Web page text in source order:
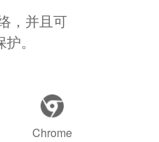
，并且可
。
Chrome